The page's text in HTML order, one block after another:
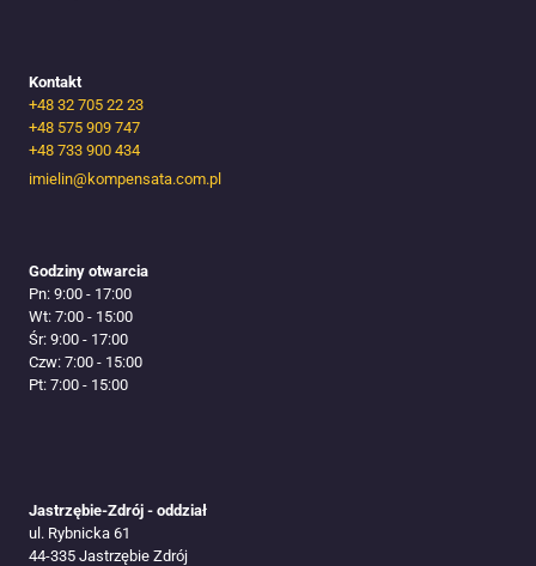
Kontakt
+48 32 705 22 23
+48 575 909 747
+48 733 900 434
imielin@kompensata.com.pl
Godziny otwarcia
Pn: 9:00 - 17:00
Wt: 7:00 - 15:00
Śr: 9:00 - 17:00
Czw: 7:00 - 15:00
Pt: 7:00 - 15:00
Jastrzębie-Zdrój - oddział
ul. Rybnicka 61
44-335 Jastrzębie Zdrój